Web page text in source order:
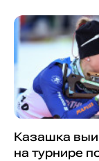
Казашка
на турнире